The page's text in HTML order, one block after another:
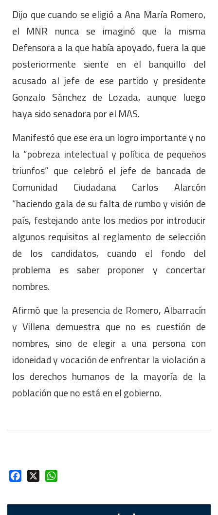
Dijo que cuando se eligió a Ana María Romero,
el MNR nunca se imaginó que la misma
Defensora a la que había apoyado, fuera la que
posteriormente siente en el banquillo del
acusado al jefe de ese partido y presidente
Gonzalo Sánchez de Lozada, aunque luego
haya sido senadora por el MAS.
Manifestó que ese era un logro importante y no
la “pobreza intelectual y política de pequeños
triunfos” que celebró el jefe de bancada de
Comunidad Ciudadana Carlos Alarcón
“haciendo gala de su falta de rumbo y visión de
país, festejando ante los medios por introducir
algunos requisitos al reglamento de selección
de los candidatos, cuando el fondo del
problema es saber proponer y concertar
nombres.
Afirmó que la presencia de Romero, Albarracín
y Villena demuestra que no es cuestión de
nombres, sino de elegir a una persona con
idoneidad y vocación de enfrentar la violación a
los derechos humanos de la mayoría de la
población que no está en el gobierno.
Facebook